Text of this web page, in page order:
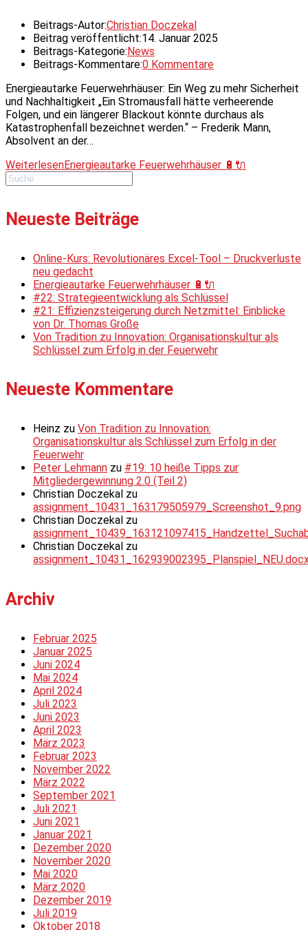
Beitrags-Autor:Christian Doczekal
Beitrag veröffentlicht:14. Januar 2025
Beitrags-Kategorie: News
Beitrags-Kommentare:0 Kommentare
Energieautarke Feuerwehrhäuser: Ein Weg zu mehr Sicherheit
und Nachhaltigkeit „Ein Stromausfall hätte verheerende
Folgen, und ein längerer Blackout könnte durchaus als
Katastrophenfall bezeichnet werden.“ – Frederik Mann,
Absolvent an der…
WeiterlesenEnergieautarke Feuerwehrhäuser 🔋🔌
Neueste Beiträge
Online-Kurs: Revolutionäres Excel-Tool – Druckverluste
neu gedacht
Energieautarke Feuerwehrhäuser 🔋🔌
#22: Strategieentwicklung als Schlüssel
#21: Effizienzsteigerung durch Netzmittel: Einblicke
von Dr. Thomas Große
Von Tradition zu Innovation: Organisationskultur als
Schlüssel zum Erfolg in der Feuerwehr
Neueste Kommentare
Heinz zu Von Tradition zu Innovation:
Organisationskultur als Schlüssel zum Erfolg in der
Feuerwehr
Peter Lehmann zu #19: 10 heiße Tipps zur
Mitgliedergewinnung 2.0 (Teil 2)
Christian Doczekal zu
assignment_10431_163179505979_Screenshot_9.png
Christian Doczekal zu
Christian Doczekal zu
Archiv
Februar 2025
Januar 2025
Juni 2024
Mai 2024
April 2024
Juli 2023
Juni 2023
April 2023
März 2023
Februar 2023
November 2022
März 2022
September 2021
Juli 2021
Juni 2021
Januar 2021
Dezember 2020
November 2020
Mai 2020
März 2020
Dezember 2019
Juli 2019
Oktober 2018